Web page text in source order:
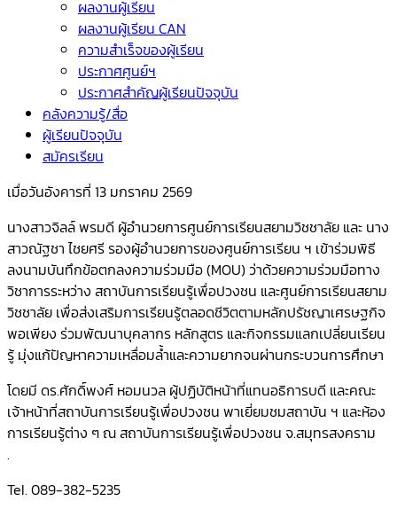
ผลงานผู้เรียน
ผลงานผู้เรียน CAN
ความสำเร็จของผู้เรียน
ประกาศศูนย์ฯ
ประกาศสำคัญผู้เรียนปัจจุบัน
คลังความรู้/สื่อ
ผู้เรียนปัจจุบัน
สมัครเรียน
เมื่อวันอังคารที่ 13 มกราคม 2569
นางสาวจิลล์ พรมดี ผู้อำนวยการศูนย์การเรียนสยามวิชชาลัย และ นาง
สาวณัฐชา ไชยศรี รองผู้อำนวยการของศูนย์การเรียน ฯ เข้าร่วมพิธี
ลงนามบันทึกข้อตกลงความร่วมมือ (MOU) ว่าด้วยความร่วมมือทาง
วิชาการระหว่าง สถาบันการเรียนรู้เพื่อปวงชน และศูนย์การเรียนสยาม
วิชชาลัย เพื่อส่งเสริมการเรียนรู้ตลอดชีวิตตามหลักปรัชญาเศรษฐกิจ
พอเพียง ร่วมพัฒนาบุคลากร หลักสูตร และกิจกรรมแลกเปลี่ยนเรียน
รู้ มุ่งแก้ปัญหาความเหลื่อมล้ำและความยากจนผ่านกระบวนการศึกษา
โดยมี ดร.ศักดิ์พงศ์ หอมนวล ผู้ปฏิบัติหน้าที่แทนอธิการบดี และคณะ
เจ้าหน้าที่สถาบันการเรียนรู้เพื่อปวงชน พาเยี่ยมชมสถาบัน ฯ และห้อง
การเรียนรู้ต่าง ๆ ณ สถาบันการเรียนรู้เพื่อปวงชน จ.สมุทรสงคราม
.
TeI. 089-382-5235